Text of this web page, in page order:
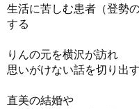
生活に苦しむ患者（登勢
する
りんの元を横沢が訪れ
思いがけない話を切り出す
直美の結婚や